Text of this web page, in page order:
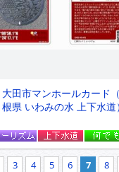
大田市マンホールカード
根県 いわみの水 上下水道
3 4 5 6 7 8